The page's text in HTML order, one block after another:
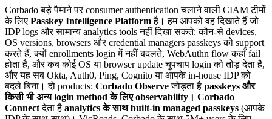
Corbado बड़े पैमाने पर consumer authentication चलाने वाली CIAM टीमों
के लिए Passkey Intelligence Platformहै। हम आपको वह दिखाते हैं जो
IDP logs और सामान्य analytics tools नहीं दिखा सकते: कौन-से devices,
OS versions, browsers और credential managers passkeys को support
करते हैं, क्यों enrollments login में नहीं बदलते, WebAuthn flow कहाँ fail
होता है, और कब कोई OS या browser update चुपचाप login को तोड़ देता है,
और यह सब Okta, Auth0, Ping, Cognito या आपके in-house IDP को
बदले बिना। दो products: Corbado Observeजोड़ता है passkeys और
किसी भी अन्य login method के लिए observability। Corbado
Connectदेता है analytics के साथ built-in managed passkeys (आपके